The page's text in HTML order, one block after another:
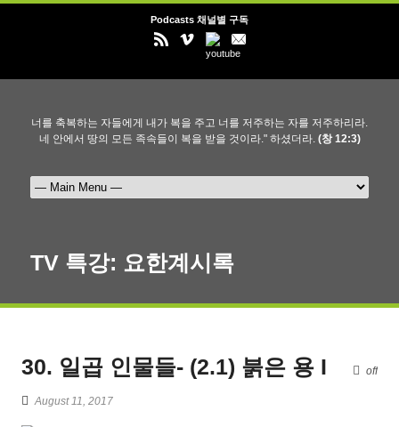
Podcasts 채널별 구독
너를 축복하는 자들에게 내가 복을 주고 너를 저주하는 자를 저주하리라.
네 안에서 땅의 모든 족속들이 복을 받을 것이라." 하셨더라. (창 12:3)
TV 특강: 요한계시록
off
30. 일곱 인물들- (2.1) 붉은 용 I
August 11, 2017